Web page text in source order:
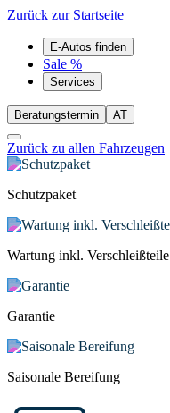
Zurück zur Startseite
E-Autos finden
Sale %
Services
Beratungstermin AT
Zurück zu allen Fahrzeugen
Schutzpaket
Wartung inkl. Verschleißteile
Garantie
Saisonale Bereifung